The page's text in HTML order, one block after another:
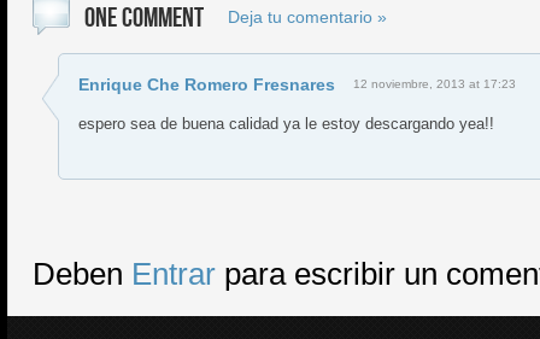
ONE COMMENT Deja tu comentario »
Enrique Che Romero Fresnares 12 noviembre, 2013 at 17:23
espero sea de buena calidad ya le estoy descargando yea!!
Deben Entrar para escribir un